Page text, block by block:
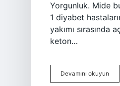
Yorgunluk. Mide
1 diyabet
yakımı
keton…
Devamını okuyun
Krizi